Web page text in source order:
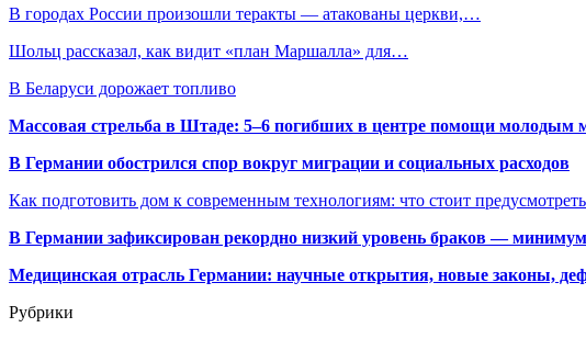
В городах России произошли теракты — атакованы церкви,…
Шольц рассказал, как видит «план Маршалла» для…
В Беларуси дорожает топливо
Массовая стрельба в Штаде: 5–6 погибших в центре помощи молодым
В Германии обострился спор вокруг миграции и социальных расходов
Как подготовить дом к современным технологиям: что стоит
В Германии зафиксирован рекордно низкий уровень браков — минимум
Медицинская отрасль Германии: научные открытия, новые законы,
Рубрики